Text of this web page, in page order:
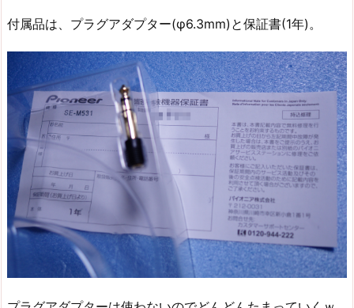
付属品は、プラグアダプター(φ6.3mm)と保証書(1年)。